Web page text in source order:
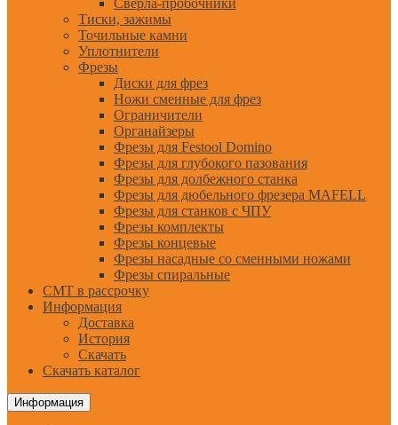
Сверла-пробочники
Тиски, зажимы
Точильные камни
Уплотнители
Фрезы
Диски для фрез
Ножи сменные для фрез
Ограничители
Органайзеры
Фрезы для Festool Domino
Фрезы для глубокого пазования
Фрезы для долбежного станка
Фрезы для дюбельного фрезера MAFELL
Фрезы для станков с ЧПУ
Фрезы комплекты
Фрезы концевые
Фрезы насадные со сменными ножами
Фрезы спиральные
CMT в рассрочку
Информация
Доставка
История
Скачать
Скачать каталог
Информация